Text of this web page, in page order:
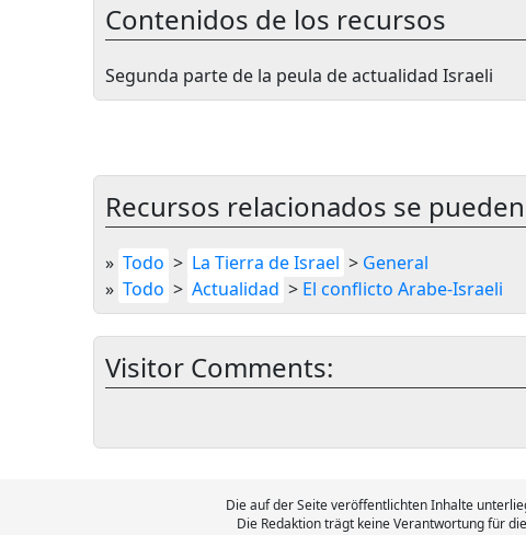
Contenidos de los recursos
Segunda parte de la peula de actualidad Israeli
Recursos relacionados se
» Todo > La Tierra de Israel > General
» Todo > Actualidad > El conflicto Arabe-Israeli
Visitor Comments:
Die auf der Seite veröffentlichten Inhalte
Die Redaktion trägt keine Verantwortung für